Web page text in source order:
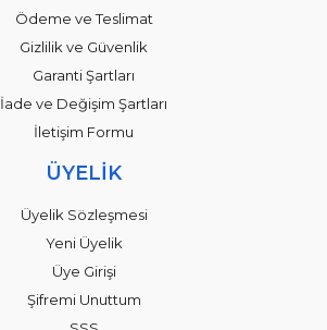
Ödeme ve Teslimat
Gizlilik ve Güvenlik
Garanti Şartları
İade ve Değişim Şartları
İletişim Formu
ÜYELİK
Üyelik Sözleşmesi
Yeni Üyelik
Üye Girişi
Şifremi Unuttum